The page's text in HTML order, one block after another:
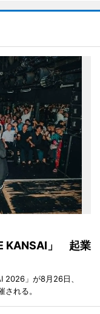
KANSAI」 起業
2026」が8月26日、
れる。